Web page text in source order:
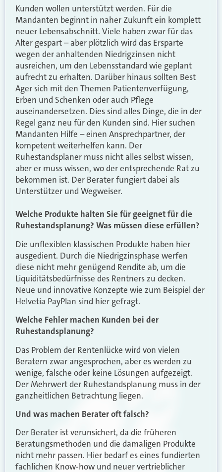
Kunden wollen unterstützt werden. Für die
Mandanten beginnt in naher Zukunft ein komplett
neuer Lebensabschnitt. Viele haben zwar für das
Alter gespart – aber plötzlich wird das Ersparte
wegen der anhaltenden Niedrigzinsen nicht
ausreichen, um den Lebensstandard wie geplant
aufrecht zu erhalten. Darüber hinaus sollten Best
Ager sich mit den Themen Patientenverfügung,
Erben und Schenken oder auch Pflege
auseinandersetzen. Dies sind alles Dinge, die in der
Regel ganz neu für den Kunden sind. Hier suchen
Mandanten Hilfe – einen Ansprechpartner, der
kompetent weiterhelfen kann. Der
Ruhestandsplaner muss nicht alles selbst wissen,
aber er muss wissen, wo der entsprechende Rat zu
bekommen ist. Der Berater fungiert dabei als
Unterstützer und Wegweiser.
Welche Produkte halten Sie für geeignet für die
Ruhestandsplanung? Was müssen diese erfüllen?
Die unflexiblen klassischen Produkte haben hier
ausgedient. Durch die Niedrigzinsphase werfen
diese nicht mehr genügend Rendite ab, um die
Liquiditätsbedürfnisse des Rentners zu decken.
Neue und innovative Konzepte wie zum Beispiel der
Helvetia PayPlan sind hier gefragt.
Welche Fehler machen Kunden bei der
Ruhestandsplanung?
Das Problem der Rentenlücke wird von vielen
Beratern zwar angesprochen, aber es werden zu
wenige, falsche oder keine Lösungen aufgezeigt.
Der Mehrwert der Ruhestandsplanung muss in der
ganzheitlichen Betrachtung liegen.
Und was machen Berater oft falsch?
Der Berater ist verunsichert, da die früheren
Beratungsmethoden und die damaligen Produkte
nicht mehr passen. Hier bedarf es eines fundierten
fachlichen Know-how und neuer vertrieblicher